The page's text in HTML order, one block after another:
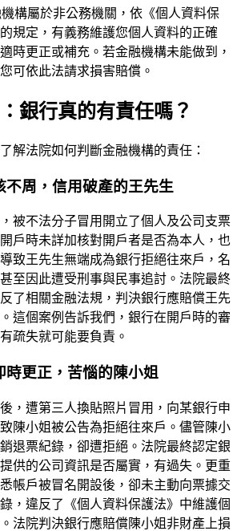
構屬於非公務機關，依《個人資料保
規定，有義務維護您個人資料的正確
時更正或補充。若金融機構未能做到，
可依此法請求損害賠償。
銀行真的有責任嗎？
解法院如何判斷金融機構的責任：
不周，信用破產的王先生
被不法分子冒用開立了個人及公司支票
戶時未詳加核對開戶者是否為本人，也
致王先生無端成為銀行拒絕往來戶，名
至因此遭受刑事與民事追討。法院最終
了相關金融法規，判決銀行應賠償王先
這個案例告訴我們，銀行在開戶時的審
疏失就可能要負責。
更正，苦惱的陳小姐
，遭第三人換貼照片冒用，向某銀行申
陳小姐被公告為拒絕往來戶。儘管陳小
退票紀錄，卻遭拒絕。法院最終認定銀
供的公司資訊是否屬實，有過失。更重
帳戶被冒名開設後，卻未主動向票據交
，違反了《個人資料保護法》中維護個
法院判決銀行應賠償陳小姐非財產上損